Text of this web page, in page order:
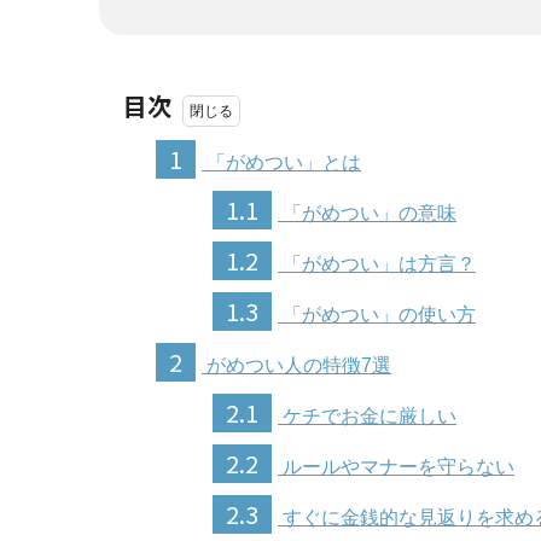
目次
1
「がめつい」とは
1.1 「がめつい」の意味
1.2 「がめつい」は方言？
1.3 「がめつい」の使い方
2 がめつい人の特徴7選
2.1 ケチでお金に厳しい
2.2 ルールやマナーを守らない
2.3 すぐに金銭的な見返りを求め